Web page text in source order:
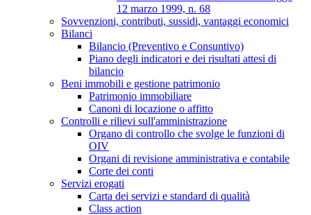
12 marzo 1999, n. 68
Sovvenzioni, contributi, sussidi, vantaggi economici
Bilanci
Bilancio (Preventivo e Consuntivo)
Piano degli indicatori e dei risultati attesi di
bilancio
Beni immobili e gestione patrimonio
Patrimonio immobiliare
Canoni di locazione o affitto
Controlli e rilievi sull'amministrazione
Organo di controllo che svolge le funzioni di
OIV
Organi di revisione amministrativa e contabile
Corte dei conti
Servizi erogati
Carta dei servizi e standard di qualità
Class action